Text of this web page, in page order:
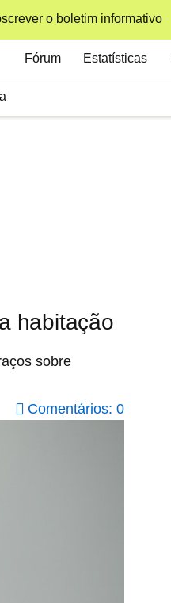
o boletim informativo
Secondary
Fórum Estatísticas
habitação
sobre
Comentários: 0